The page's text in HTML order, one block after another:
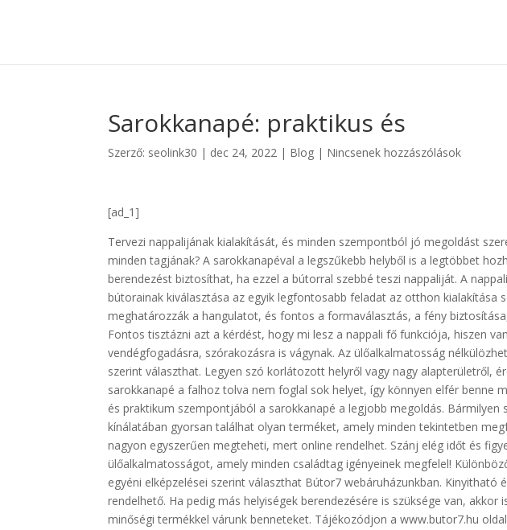
Sarokkanapé: praktikus és
Szerző: seolink30 | dec 24, 2022 | Blog | Nincsenek hozzászólások
[ad_1]
Tervezi nappalijának kialakítását, és minden szempontból jó megoldást
minden tagjának? A sarokkanapéval a legszűkebb helyből is a legtöbbet
berendezést biztosíthat, ha ezzel a bútorral szebbé teszi nappaliját. A
bútorainak kiválasztása az egyik legfontosabb feladat az otthon kialakítása
meghatározzák a hangulatot, és fontos a formaválasztás, a fény
Fontos tisztázni azt a kérdést, hogy mi lesz a nappali fő funkciója, hiszen
vendégfogadásra, szórakozásra is vágynak. Az ülőalkalmatosság
szerint választhat. Legyen szó korlátozott helyről vagy nagy alapterületről,
sarokkanapé a falhoz tolva nem foglal sok helyet, így könnyen elfér benne
és praktikum szempontjából a sarokkanapé a legjobb megoldás. Bármilyen
kínálatában gyorsan találhat olyan terméket, amely minden tekintetben
nagyon egyszerűen megteheti, mert online rendelhet. Szánj elég időt és
ülőalkalmatosságot, amely minden családtag igényeinek megfelel!
egyéni elképzelései szerint választhat Bútor7 webáruházunkban. Kinyitható
rendelhető. Ha pedig más helyiségek berendezésére is szüksége van,
minőségi termékkel várunk benneteket. Tájékozódjon a www.butor7.hu